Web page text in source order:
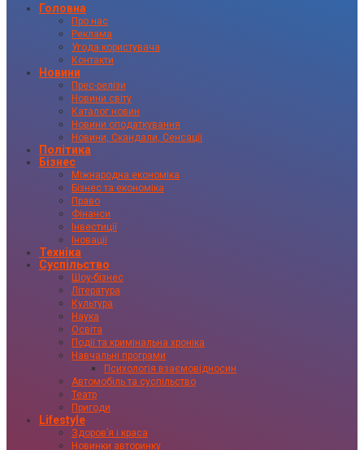
Головна
Про нас
Реклама
Угода користувача
Контакти
Новини
Прес-релізи
Новини світу
Каталог новин
Новини оподаткування
Новини, Скандали, Сенсації
Політика
Бізнес
Міжнародна економіка
Бізнес та економіка
Право
Фінанси
Інвестиції
Іновації
Техніка
Суспільство
Шоу-бізнес
Література
Культура
Наука
Освіта
Події та кримінальна хроніка
Навчальні програми
Психологія взаємовідносин
Автомобіль та суспільство
Театр
Пригоди
Lifestyle
Здоровʼя і краса
Новинки авторинку